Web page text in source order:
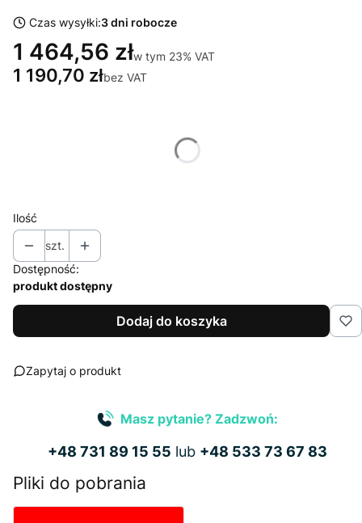
Czas wysyłki:3 dni robocze
1 464,56 złw tym 23% VAT
w tym 23% VAT
1 190,70 złbez VAT
Poszczególne warianty mogą różnić się ceną
Ilość
szt.
Dostępność:
produkt dostępny
Dodaj do koszyka
Zapytaj o produkt
Masz pytanie? Zadzwoń:
+48 731 89 15 55 lub +48 533 73 67 83
Pliki do pobrania